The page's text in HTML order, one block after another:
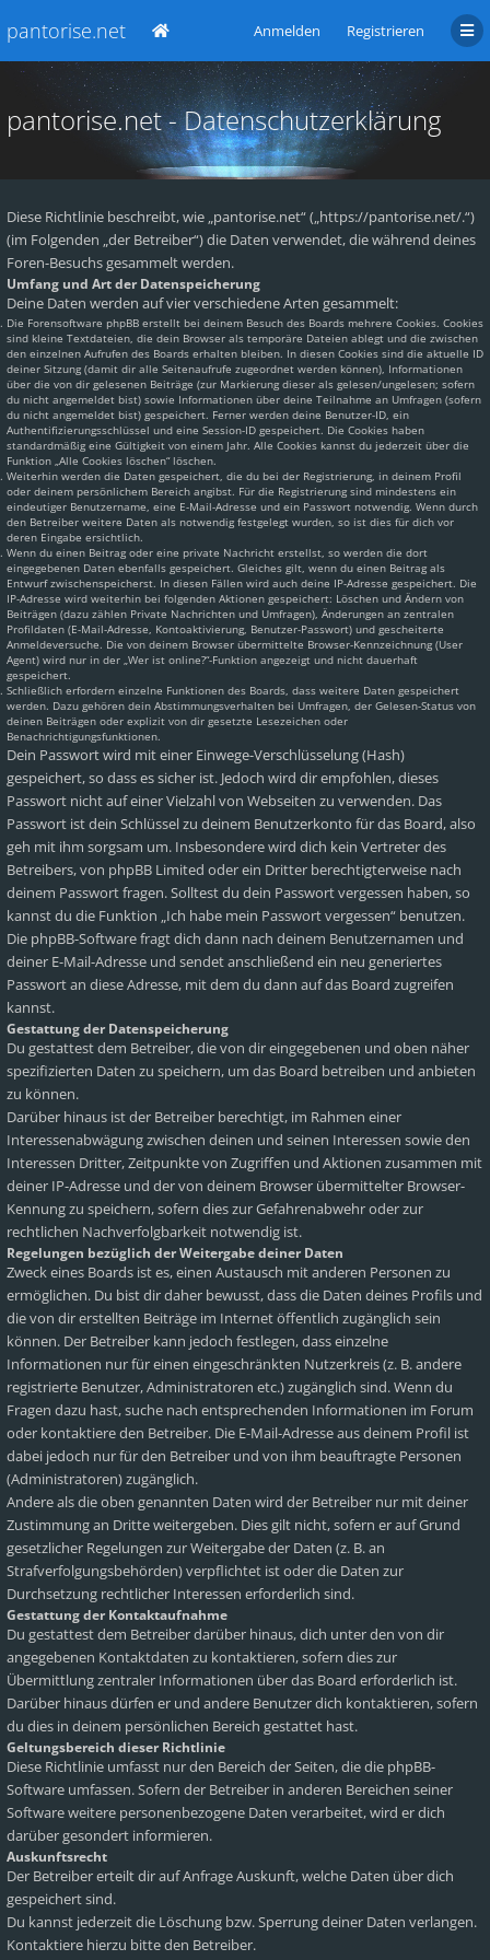
pantorise.net Anmelden Registrieren
pantorise.net - Datenschutzerklärung
Diese Richtlinie beschreibt, wie „pantorise.net“ („https://pantorise.net/.“)
(im Folgenden „der Betreiber“) die Daten verwendet, die während deines
Foren-Besuchs gesammelt werden.
Umfang und Art der Datenspeicherung
Deine Daten werden auf vier verschiedene Arten gesammelt:
Die Forensoftware phpBB erstellt bei deinem Besuch des Boards mehrere Cookies. Cookies
sind kleine Textdateien, die dein Browser als temporäre Dateien ablegt und die zwischen
den einzelnen Aufrufen des Boards erhalten bleiben. In diesen Cookies sind die aktuelle ID
deiner Sitzung (damit dir alle Seitenaufrufe zugeordnet werden können), Informationen
über die von dir gelesenen Beiträge (zur Markierung dieser als gelesen/ungelesen; sofern
du nicht angemeldet bist) sowie Informationen über deine Teilnahme an Umfragen (sofern
du nicht angemeldet bist) gespeichert. Ferner werden deine Benutzer-ID, ein
Authentifizierungsschlüssel und eine Session-ID gespeichert. Die Cookies haben
standardmäßig eine Gültigkeit von einem Jahr. Alle Cookies kannst du jederzeit über die
Funktion „Alle Cookies löschen“ löschen.
Weiterhin werden die Daten gespeichert, die du bei der Registrierung, in deinem Profil
oder deinem persönlichem Bereich angibst. Für die Registrierung sind mindestens ein
eindeutiger Benutzername, eine E-Mail-Adresse und ein Passwort notwendig. Wenn durch
den Betreiber weitere Daten als notwendig festgelegt wurden, so ist dies für dich vor
deren Eingabe ersichtlich.
Wenn du einen Beitrag oder eine private Nachricht erstellst, so werden die dort
eingegebenen Daten ebenfalls gespeichert. Gleiches gilt, wenn du einen Beitrag als
Entwurf zwischenspeicherst. In diesen Fällen wird auch deine IP-Adresse gespeichert. Die
IP-Adresse wird weiterhin bei folgenden Aktionen gespeichert: Löschen und Ändern von
Beiträgen (dazu zählen Private Nachrichten und Umfragen), Änderungen an zentralen
Profildaten (E-Mail-Adresse, Kontoaktivierung, Benutzer-Passwort) und gescheiterte
Anmeldeversuche. Die von deinem Browser übermittelte Browser-Kennzeichnung (User
Agent) wird nur in der „Wer ist online?“-Funktion angezeigt und nicht dauerhaft
gespeichert.
Schließlich erfordern einzelne Funktionen des Boards, dass weitere Daten gespeichert
werden. Dazu gehören dein Abstimmungsverhalten bei Umfragen, der Gelesen-Status von
deinen Beiträgen oder explizit von dir gesetzte Lesezeichen oder
Benachrichtigungsfunktionen.
Dein Passwort wird mit einer Einwege-Verschlüsselung (Hash)
gespeichert, so dass es sicher ist. Jedoch wird dir empfohlen, dieses
Passwort nicht auf einer Vielzahl von Webseiten zu verwenden. Das
Passwort ist dein Schlüssel zu deinem Benutzerkonto für das Board, also
geh mit ihm sorgsam um. Insbesondere wird dich kein Vertreter des
Betreibers, von phpBB Limited oder ein Dritter berechtigterweise nach
deinem Passwort fragen. Solltest du dein Passwort vergessen haben, so
kannst du die Funktion „Ich habe mein Passwort vergessen“ benutzen.
Die phpBB-Software fragt dich dann nach deinem Benutzernamen und
deiner E-Mail-Adresse und sendet anschließend ein neu generiertes
Passwort an diese Adresse, mit dem du dann auf das Board zugreifen
kannst.
Gestattung der Datenspeicherung
Du gestattest dem Betreiber, die von dir eingegebenen und oben näher
spezifizierten Daten zu speichern, um das Board betreiben und anbieten
zu können.
Darüber hinaus ist der Betreiber berechtigt, im Rahmen einer
Interessenabwägung zwischen deinen und seinen Interessen sowie den
Interessen Dritter, Zeitpunkte von Zugriffen und Aktionen zusammen mit
deiner IP-Adresse und der von deinem Browser übermittelter Browser-
Kennung zu speichern, sofern dies zur Gefahrenabwehr oder zur
rechtlichen Nachverfolgbarkeit notwendig ist.
Regelungen bezüglich der Weitergabe deiner Daten
Zweck eines Boards ist es, einen Austausch mit anderen Personen zu
ermöglichen. Du bist dir daher bewusst, dass die Daten deines Profils und
die von dir erstellten Beiträge im Internet öffentlich zugänglich sein
können. Der Betreiber kann jedoch festlegen, dass einzelne
Informationen nur für einen eingeschränkten Nutzerkreis (z. B. andere
registrierte Benutzer, Administratoren etc.) zugänglich sind. Wenn du
Fragen dazu hast, suche nach entsprechenden Informationen im Forum
oder kontaktiere den Betreiber. Die E-Mail-Adresse aus deinem Profil ist
dabei jedoch nur für den Betreiber und von ihm beauftragte Personen
(Administratoren) zugänglich.
Andere als die oben genannten Daten wird der Betreiber nur mit deiner
Zustimmung an Dritte weitergeben. Dies gilt nicht, sofern er auf Grund
gesetzlicher Regelungen zur Weitergabe der Daten (z. B. an
Strafverfolgungsbehörden) verpflichtet ist oder die Daten zur
Durchsetzung rechtlicher Interessen erforderlich sind.
Gestattung der Kontaktaufnahme
Du gestattest dem Betreiber darüber hinaus, dich unter den von dir
angegebenen Kontaktdaten zu kontaktieren, sofern dies zur
Übermittlung zentraler Informationen über das Board erforderlich ist.
Darüber hinaus dürfen er und andere Benutzer dich kontaktieren, sofern
du dies in deinem persönlichen Bereich gestattet hast.
Geltungsbereich dieser Richtlinie
Diese Richtlinie umfasst nur den Bereich der Seiten, die die phpBB-
Software umfassen. Sofern der Betreiber in anderen Bereichen seiner
Software weitere personenbezogene Daten verarbeitet, wird er dich
darüber gesondert informieren.
Auskunftsrecht
Der Betreiber erteilt dir auf Anfrage Auskunft, welche Daten über dich
gespeichert sind.
Du kannst jederzeit die Löschung bzw. Sperrung deiner Daten verlangen.
Kontaktiere hierzu bitte den Betreiber.